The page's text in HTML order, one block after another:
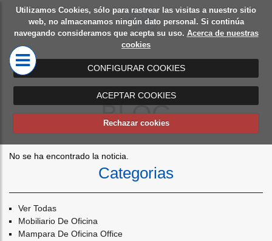
Utilizamos Cookies, sólo para rastrear las visitas a nuestro sitio
web, no almacenamos ningún dato personal. Si continúa
navegando consideramos que acepta su uso. Acerca de nuestras
cookies
CONFIGURAR COOKIES
ACEPTAR COOKIES
Rechazar cookies
Diseño
de
oficinas
Mamparas
de oficina
BLOG
No se ha encontrado la noticia.
Categorias
Ver Todas
Mobiliario De Oficina
Mampara De Oficina Office